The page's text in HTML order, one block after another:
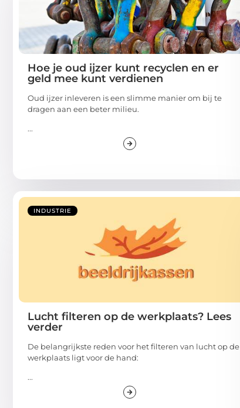
Hoe je oud ijzer kunt recyclen en er
geld mee kunt verdienen
Oud ijzer inleveren is een slimme manier om bij te
dragen aan een beter milieu.
...
INDUSTRIE
Lucht filteren op de werkplaats? Lees
verder
De belangrijkste reden voor het filteren van lucht op de
werkplaats ligt voor de hand:
...